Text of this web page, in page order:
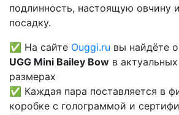
подлинность, настоящую овчину
посадку.
✅ На сайте Ouggi.ru вы найдёте
UGG Mini Bailey Bow в
размерах
✅ Каждая пара поставляется в
коробке с голограммой и